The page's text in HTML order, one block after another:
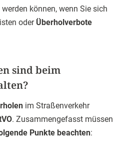
können, wenn Sie sich
oder Überholverbote
sind beim
im Straßenverkehr
. Zusammengefasst müssen
Punkte beachten: